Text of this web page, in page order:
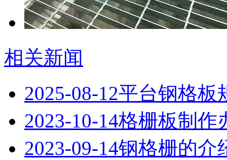
相关新闻
2025-08-12平台钢格板
2023-10-14格栅板制作
2023-09-14钢格栅的介